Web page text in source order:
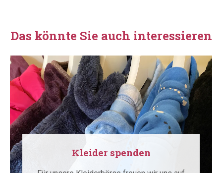
Das könnte Sie auch interessieren
Kleider spenden